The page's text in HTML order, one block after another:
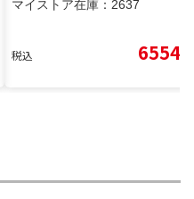
マイストア在庫： 2637
税込 6554